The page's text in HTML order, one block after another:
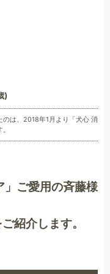
)
は、2018年1月より「犬心 消
ご愛用の斉藤様
紹介します。